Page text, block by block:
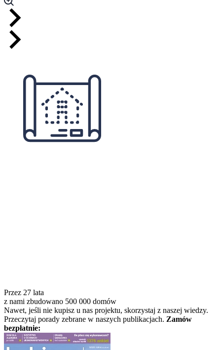
Przez 27 lata
z nami zbudowano 500 000 domów
Nawet, jeśli nie kupisz u nas projektu, skorzystaj z naszej wiedzy.
Przeczytaj porady zebrane w naszych publikacjach. Zamów
bezpłatnie: